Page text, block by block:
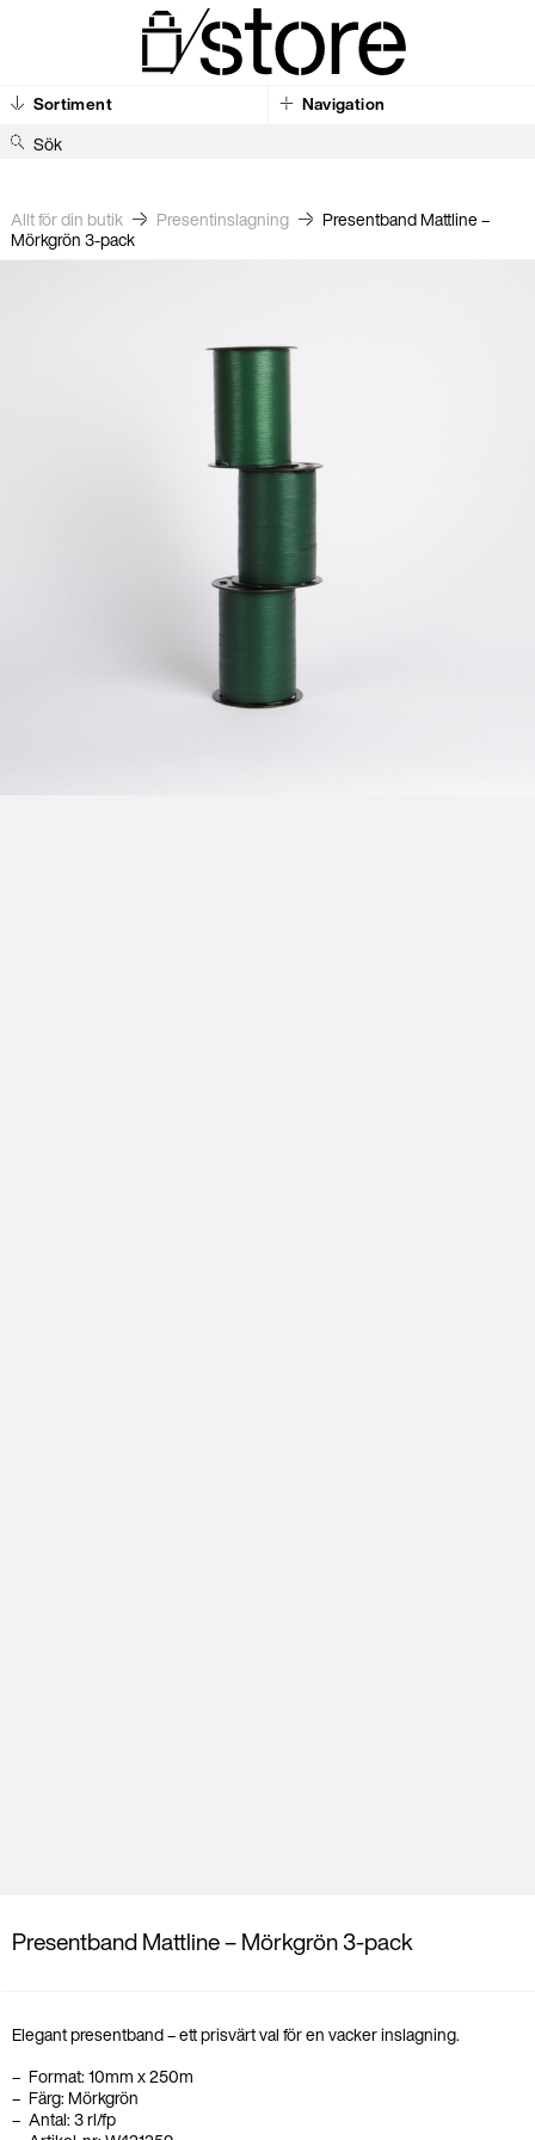
Sortiment Navigation
Sök
Allt för din butik Present­inslagning
Presentband Mattline –
Mörkgrön 3-pack
Presentband Mattline – Mörkgrön 3-pack
Elegant presentband – ett prisvärt val för en vacker inslagning.
Format: 10mm x 250m
Färg: Mörkgrön
Antal: 3 rl/fp